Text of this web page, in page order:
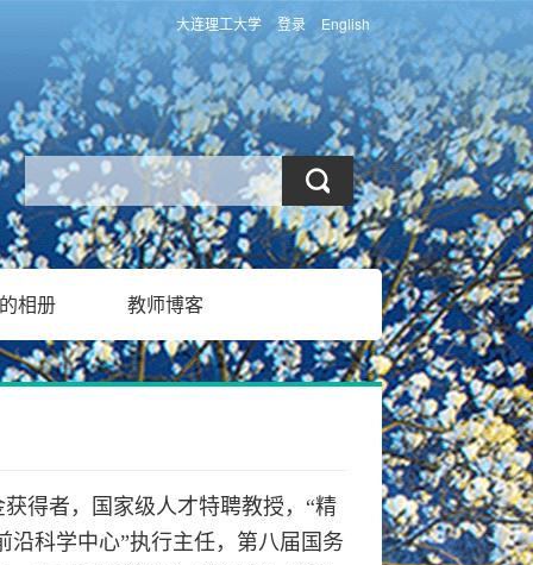
大连理工大学 登录 English
相册 教师博客
得者，国家级人才特聘教授，“精
沿科学中心”执行主任，第八届国务